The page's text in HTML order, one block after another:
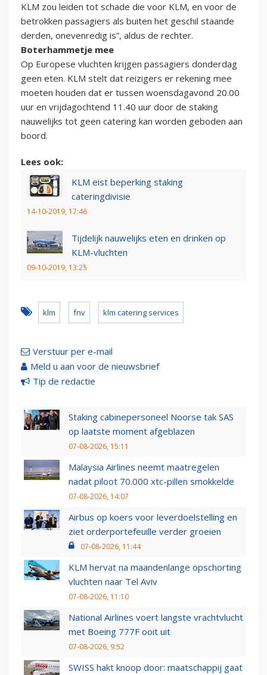
KLM zou leiden tot schade die voor KLM, en voor de
betrokken passagiers als buiten het geschil staande
derden, onevenredig is”, aldus de rechter.
Boterhammetje mee
Op Europese vluchten krijgen passagiers donderdag
geen eten. KLM stelt dat reizigers er rekening mee
moeten houden dat er tussen woensdagavond 20.00
uur en vrijdagochtend 11.40 uur door de staking
nauwelijks tot geen catering kan worden geboden aan
boord.
Lees ook:
KLM eist beperking staking
cateringdivisie
14-10-2019, 17:46
Tijdelijk nauwelijks eten en drinken op
KLM-vluchten
09-10-2019, 13:25
klm fnv klm catering services
Verstuur per e-mail
Meld u aan voor de nieuwsbrief
Tip de redactie
Staking cabinepersoneel Noorse tak SAS
op laatste moment afgeblazen
07-08-2026, 15:11
Malaysia Airlines neemt maatregelen
nadat piloot 70.000 xtc-pillen smokkelde
07-08-2026, 14:07
Airbus op koers voor leverdoelstelling en
ziet orderportefeuille verder groeien
07-08-2026, 11:44
KLM hervat na maandenlange opschorting
vluchten naar Tel Aviv
07-08-2026, 11:10
National Airlines voert langste vrachtvlucht
met Boeing 777F ooit uit
07-08-2026, 9:52
SWISS hakt knoop door: maatschappij gaat